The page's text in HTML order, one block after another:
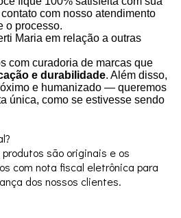
com nosso atendimento
o processo.
Maria em relação a outras
com curadoria de marcas que
e durabilidade. Além disso,
e humanizado — queremos
única, como se estivesse sendo
são originais e os
com nota fiscal eletrônica para
dos nossos clientes.